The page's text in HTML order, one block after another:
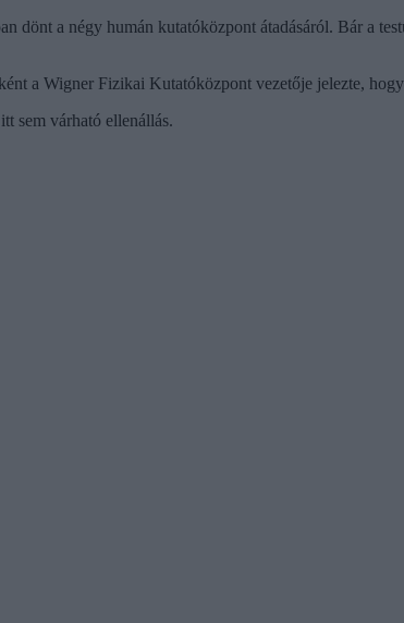
a négy humán kutatóközpont átadásáról. Bár a
a Wigner Fizikai Kutatóközpont vezetője jelezte,
sem várható ellenállás.